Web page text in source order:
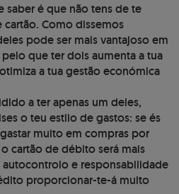
saber é que não tens de te
Como dissemos
pode ser mais vantajoso em
que ter dois aumenta a tua
a tua gestão económica
a ter apenas um deles,
o teu estilo de gastos: se és
muito em compras por
cartão de débito será mais
autocontrolo e responsabilidade
proporcionar-te-á muito